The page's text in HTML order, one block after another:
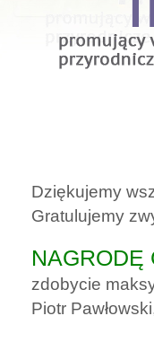
Dziękujemy
Gratulujemy
NAGRODĘ
zdobycie
Piotr